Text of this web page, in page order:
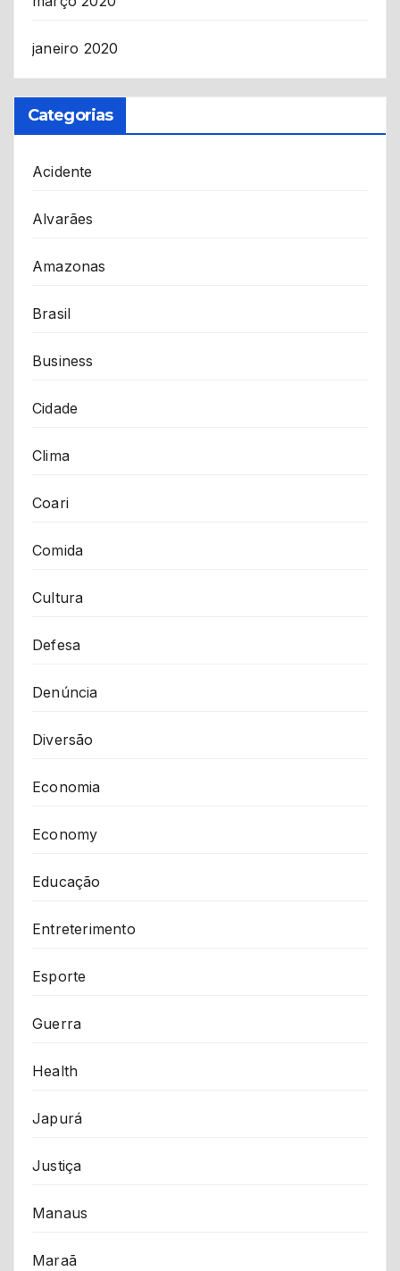
janeiro 2020
Categorias
Acidente
Alvarães
Amazonas
Brasil
Business
Cidade
Clima
Coari
Comida
Cultura
Defesa
Denúncia
Diversão
Economia
Economy
Educação
Entreterimento
Esporte
Guerra
Health
Japurá
Justiça
Manaus
Maraã